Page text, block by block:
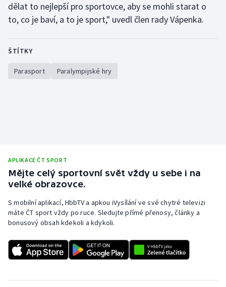
Olympijské hry
Rychlostní kanoistika
Short track
Sportovní střelba
Triatlon
Veslování
dělat to nejlepší pro sportovce, aby se mohli starat o
to, co je baví, a to je sport," uvedl člen rady Vápenka.
ŠTÍTKY
Parasport Paralympijské hry
APLIKACE ČT SPORT
Mějte celý sportovní svět vždy u sebe i na
velké obrazovce.
S mobilní aplikací, HbbTV a apkou iVysílání ve své chytré televizi
máte ČT sport vždy po ruce. Sledujte přímé přenosy, články a
bonusový obsah kdekoli a kdykoli.